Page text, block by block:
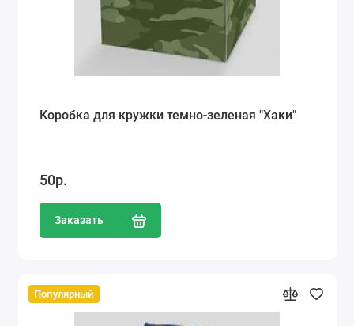
Коробка для кружки темно-зеленая "Хаки"
50р.
Заказать
Популярный